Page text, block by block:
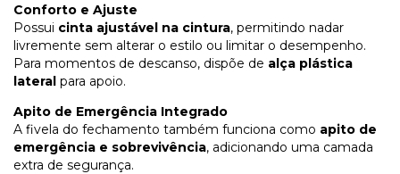
Conforto e Ajuste
Possui cinta ajustável na cintura, permitindo nadar
livremente sem alterar o estilo ou limitar o desempenho.
Para momentos de descanso, dispõe de alça plástica
lateral para apoio.
Apito de Emergência Integrado
A fivela do fechamento também funciona como apito de
emergência e sobrevivência, adicionando uma camada
extra de segurança.